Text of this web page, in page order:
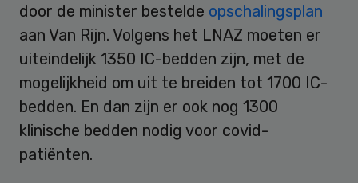
door de minister bestelde opschalingsplan
aan Van Rijn. Volgens het LNAZ moeten er
uiteindelijk 1350 IC-bedden zijn, met de
mogelijkheid om uit te breiden tot 1700 IC-
bedden. En dan zijn er ook nog 1300
klinische bedden nodig voor covid-
patiënten.